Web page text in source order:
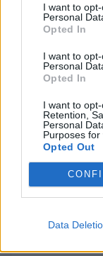
I want to
Personal
Opted In
I want to
Personal
Opted In
I want to
Retention,
Personal
Purposes for
Opted Out
Data
Sergio
Director de
Visación
Visación
Página 3 de